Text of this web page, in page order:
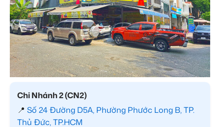
Chi Nhánh 2 (CN2)
📍 Số 24 Đường D5A, Phường Phước Long B, TP.
Thủ Đức, TP.HCM